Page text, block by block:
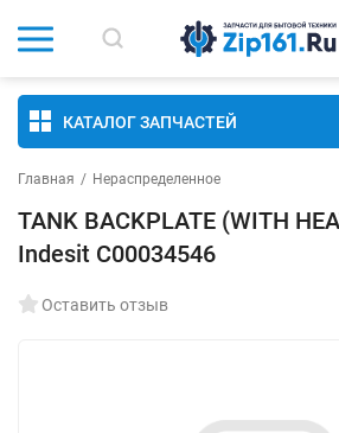
КАТАЛОГ ЗАПЧАСТЕЙ
Главная / Нераспределенное
TANK BACKPLATE (WITH
Indesit C00034546
Оставить отзыв